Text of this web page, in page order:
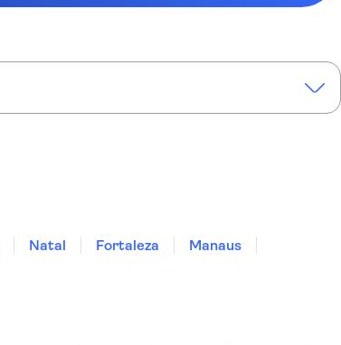
Natal Fortaleza
Manaus